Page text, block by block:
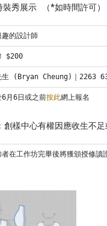
裝秀展示   （*如時間許可）
趣的設計師
$200
生 (Bryan Cheung)｜2263
6月6日或之前按此網上報名
創樣中心有權因應收生不
者在工作坊完畢後將獲頒授修讀